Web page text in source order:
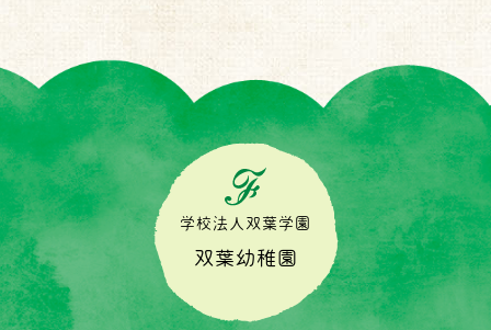
学校法人双葉学園
双葉幼稚園